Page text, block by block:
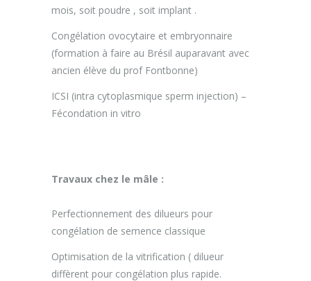
mois, soit poudre , soit implant .
Congélation ovocytaire et embryonnaire
(formation à faire au Brésil auparavant avec
ancien élève du prof Fontbonne)
ICSI (intra cytoplasmique sperm injection) –
Fécondation in vitro
Travaux chez le mâle :
Perfectionnement des dilueurs pour
congélation de semence classique
Optimisation de la vitrification ( dilueur
diffèrent pour congélation plus rapide.